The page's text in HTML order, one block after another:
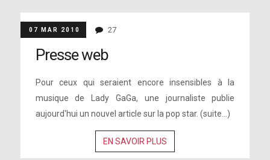
07 MAR 2010 27
Presse web
Pour ceux qui seraient encore insensibles à la
musique de Lady GaGa, une journaliste publie
aujourd'hui un nouvel article sur la pop star. (suite…)
EN SAVOIR PLUS